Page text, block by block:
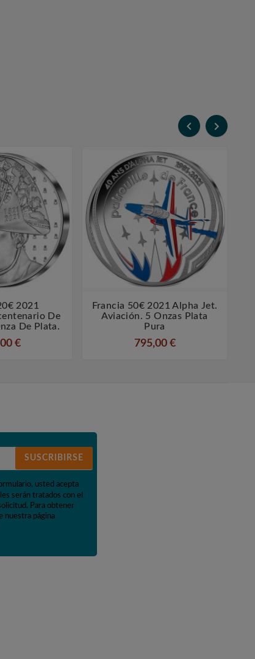
 

2021
De
De Plata.
€
 
Francia 50€ 2021 Alpha Jet.
Aviación. 5 Onzas Plata
Pura
795,00 €
SUSCRIBIRSE
usted acepta
serán tratados con el
Para obtener
nuestra página